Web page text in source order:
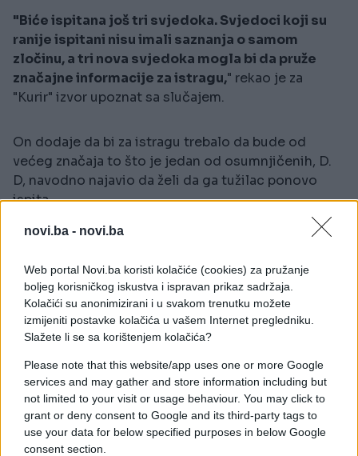
novi.ba - novi.ba
Web portal Novi.ba koristi kolačiće (cookies) za pružanje
boljeg korisničkog iskustva i ispravan prikaz sadržaja.
Kolačići su anonimizirani i u svakom trenutku možete
izmijeniti postavke kolačića u vašem Internet pregledniku.
Slažete li se sa korištenjem kolačića?
Please note that this website/app uses one or more Google
services and may gather and store information including but
not limited to your visit or usage behaviour. You may click to
grant or deny consent to Google and its third-party tags to
use your data for below specified purposes in below Google
consent section.
"Biće ispitana još tri svjedoka. Svjedoci koji su
ranije ispitani nisu imali saznanja o samom
zločinu, a tri nova svjedoka mogla bi da pruže
značajne informacije za istragu," rekao je za
"Kurir" izvor upoznat sa slučajem.
On dodaje da bi za istragu trebalo da bude od
većeg značaja to što je jedan od osumnjičenih, D.
D, navodno najavio da želi da ga tužilac ponovo
ispita.
"D. D. je na saslušanju u tužilaštvu poslije hapšenja
"fijat panda", u kom je on bio suvozač, udario Danku,
a da ju je on lično unio u vozilo i zadavio rukama.
Priznao je i da su tijelo bacili na deponiju na
Starobanjskom putu, ali i da ga je on dva dana
podsjeća izvor.
"D. D. je sada, navodno, preko svog advokata tražio
da ponovo bude saslušan. Šta će on sada ispričati
zna samo on, ali njegov novi iskaz bi mogao ili da